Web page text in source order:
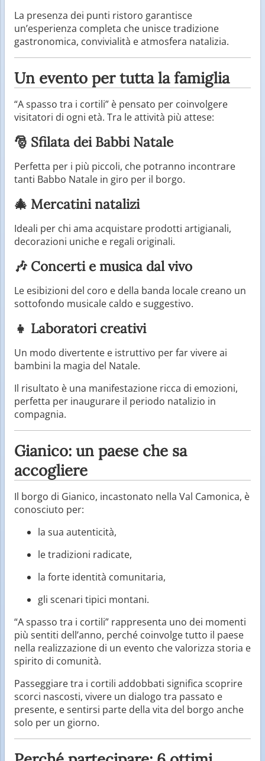
La presenza dei punti ristoro garantisce
un’esperienza completa che unisce tradizione
gastronomica, convivialità e atmosfera natalizia.
Un evento per tutta la famiglia
“A spasso tra i cortili” è pensato per coinvolgere
visitatori di ogni età. Tra le attività più attese:
🎅 Sfilata dei Babbi Natale
Perfetta per i più piccoli, che potranno incontrare
tanti Babbo Natale in giro per il borgo.
🎄 Mercatini natalizi
Ideali per chi ama acquistare prodotti artigianali,
decorazioni uniche e regali originali.
🎶 Concerti e musica dal vivo
Le esibizioni del coro e della banda locale creano un
sottofondo musicale caldo e suggestivo.
👧 Laboratori creativi
Un modo divertente e istruttivo per far vivere ai
bambini la magia del Natale.
Il risultato è una manifestazione ricca di emozioni,
perfetta per inaugurare il periodo natalizio in
compagnia.
Gianico: un paese che sa
accogliere
Il borgo di Gianico, incastonato nella Val Camonica, è
conosciuto per:
la sua autenticità,
le tradizioni radicate,
la forte identità comunitaria,
gli scenari tipici montani.
“A spasso tra i cortili” rappresenta uno dei momenti
più sentiti dell’anno, perché coinvolge tutto il paese
nella realizzazione di un evento che valorizza storia e
spirito di comunità.
Passeggiare tra i cortili addobbati significa scoprire
scorci nascosti, vivere un dialogo tra passato e
presente, e sentirsi parte della vita del borgo anche
solo per un giorno.